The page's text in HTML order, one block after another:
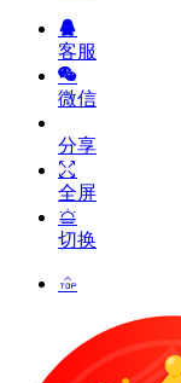
客服
微信
分享
全屏
切换